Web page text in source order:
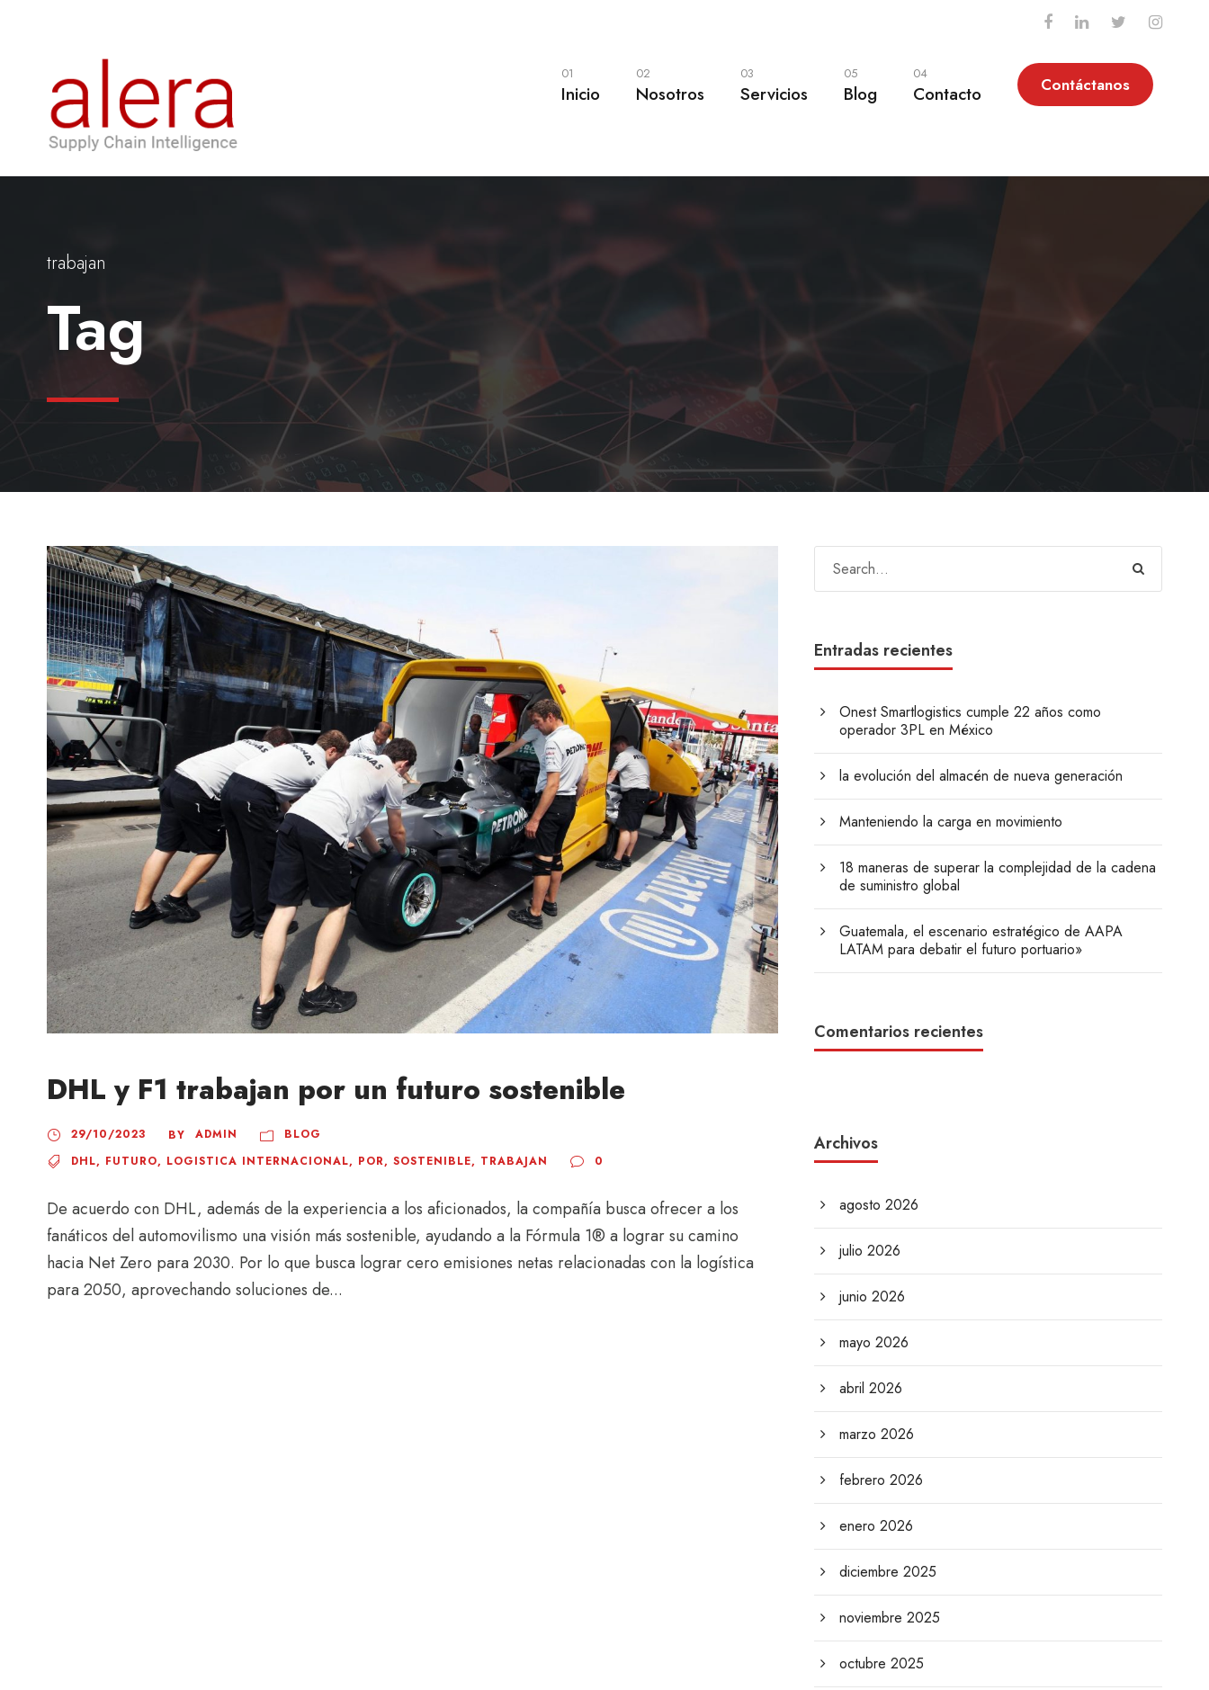
01
Inicio
02
Nosotros
03
Servicios
05
Blog
04
Contacto Contáctanos
trabajan
Tag
DHL y F1 trabajan por un futuro sostenible
29/10/2023 BY ADMIN
BLOG
DHL, FUTURO, LOGISTICA INTERNACIONAL, POR, SOSTENIBLE, TRABAJAN 0
De acuerdo con DHL, además de la experiencia a los aficionados, la compañía busca ofrecer a los
fanáticos del automovilismo una visión más sostenible, ayudando a la Fórmula 1® a lograr su camino
hacia Net Zero para 2030. Por lo que busca lograr cero emisiones netas relacionadas con la logística
para 2050, aprovechando soluciones de...
Entradas recientes
Onest Smartlogistics cumple 22 años como
operador 3PL en México
la evolución del almacén de nueva generación
Manteniendo la carga en movimiento
18 maneras de superar la complejidad de la cadena
de suministro global
Guatemala, el escenario estratégico de AAPA
LATAM para debatir el futuro portuario»
Comentarios recientes
Archivos
agosto 2026
julio 2026
junio 2026
mayo 2026
abril 2026
marzo 2026
febrero 2026
enero 2026
diciembre 2025
noviembre 2025
octubre 2025